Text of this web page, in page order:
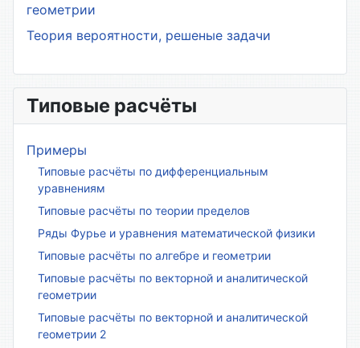
геометрии
Теория вероятности, решеные задачи
Типовые расчёты
Примеры
Типовые расчёты по дифференциальным
уравнениям
Типовые расчёты по теории пределов
Ряды Фурье и уравнения математической физики
Типовые расчёты по алгебре и геометрии
Типовые расчёты по векторной и аналитической
геометрии
Типовые расчёты по векторной и аналитической
геометрии 2